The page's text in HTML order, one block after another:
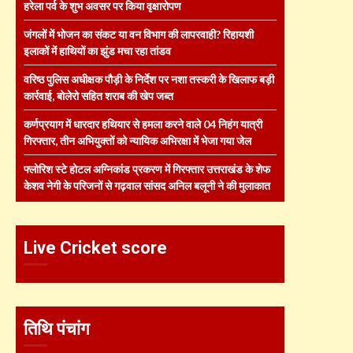
हरेला पर्व के शुभ अवसर पर किया वृक्षारोपण
जंगलों में भोजन का संकट या वन विभाग की लापरवाही? रिहायशी
इलाकों में हाथियों का झुंड मचा रहा तांडव
वरिष्ठ पुलिस अधीक्षक पौड़ी के निर्देश पर नशा तस्करी के खिलाफ बड़ी
कार्रवाई, बोलेरो सहित शराब की खेप जब्त
कर्णप्रयाग में धारदार हथियार से हमला करने वाले 04 निहंग यात्री
गिरफ्तार, तीन अभियुक्तों को न्यायिक अभिरक्षा में भेजा गया जेल
फ्लोरिश स्टे होटल अग्निकांड प्रकरण में गिरफ्तार उत्तराखंड के शेफ
केशव नेगी के परिजनों से गढ़वाल सांसद अनिल बलूनी ने की मुलाकात
Live Cricket score
तिथि पंचांग